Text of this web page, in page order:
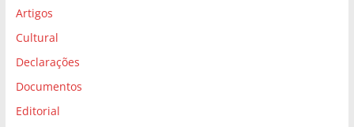
Artigos
Cultural
Declarações
Documentos
Editorial